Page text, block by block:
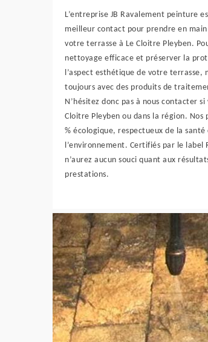
L’entreprise JB Ravalement peinture
meilleur contact pour prendre en
votre terrasse à Le Cloitre Pleyben.
nettoyage efficace et préserver la
l’aspect esthétique de votre terrasse,
toujours avec des produits de
N’hésitez donc pas à nous contacter si
Cloitre Pleyben ou dans la région. Nos
% écologique, respectueux de la santé
l’environnement. Certifiés par le label
n’aurez aucun souci quant aux
prestations.